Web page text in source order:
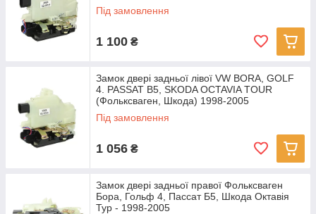
Під замовлення
1 100 ₴
Замок двері задньої лівої VW BORA, GOLF
4. PASSAT B5, SKODA OCTAVIA TOUR
(Фольксваген, Шкода) 1998-2005
Під замовлення
1 056 ₴
Замок двері задньої правої Фольксваген
Бора, Гольф 4, Пассат Б5, Шкода Октавія
Тур - 1998-2005